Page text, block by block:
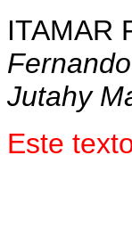
ITAMAR
Jutahy
Este